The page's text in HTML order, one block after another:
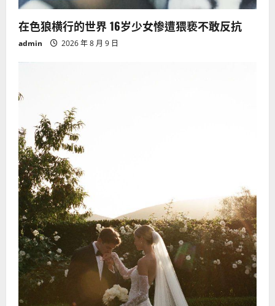
在色狼横行的世界 16岁少女惨遭猥亵不敢反抗
admin 2026 年 8 月 9 日